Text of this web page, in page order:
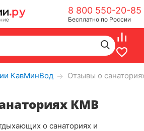
8 800 550-20-85
Бесплатно по России
КавМинВод → Отзывы о
КМВ
о санаториях и